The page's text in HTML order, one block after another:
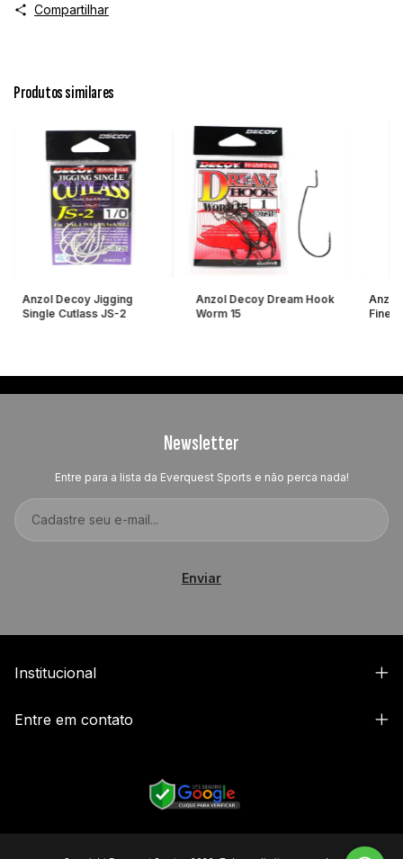
Compartilhar
Produtos similares
Anzol Decoy Jigging
Single Cutlass JS-2
Anzol Decoy Dream Hook
Worm 15
Anzol
Newsletter
Entre para a lista da Everquest Sports e não perca nada!
Institucional
Entre em contato